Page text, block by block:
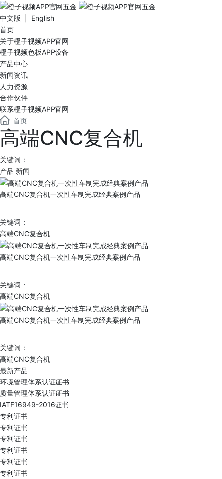
中文版 | English
首页
关于橙子视频APP官网
橙子视频色板APP设备
产品中心
新闻资讯
人力资源
合作伙伴
联系橙子视频APP官网
首页
高端CNC复合机
关键词：
产品 新闻
高端CNC复合机一次性车制完成经典案例产品
关键词：
高端CNC复合机
高端CNC复合机一次性车制完成经典案例产品
关键词：
高端CNC复合机
高端CNC复合机一次性车制完成经典案例产品
关键词：
高端CNC复合机
最新产品
环境管理体系认证证书
质量管理体系认证证书
IATF16949-2016证书
专利证书
专利证书
专利证书
专利证书
专利证书
专利证书